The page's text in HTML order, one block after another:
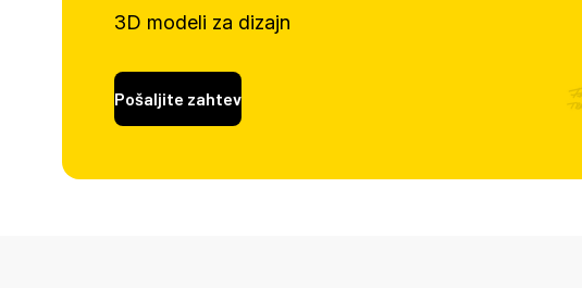
3D modeli za dizajn
Pošaljite zahtev